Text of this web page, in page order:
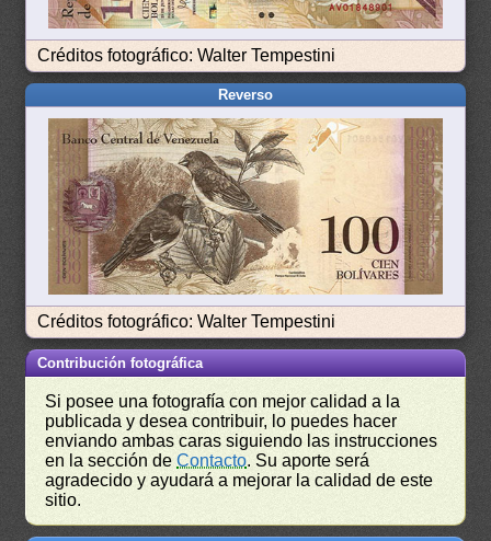
Créditos fotográfico: Walter Tempestini
Reverso
Créditos fotográfico: Walter Tempestini
Contribución fotográfica
Si posee una fotografía con mejor calidad a la
publicada y desea contribuir, lo puedes hacer
enviando ambas caras siguiendo las instrucciones
en la sección deContacto. Su aporte será
agradecido y ayudará a mejorar la calidad de este
sitio.